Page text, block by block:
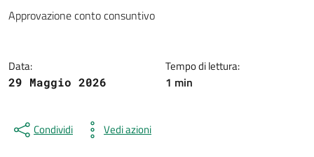
Dettagli della notizia
Approvazione conto consuntivo
Data:
29 Maggio 2026
Tempo di lettura:
1 min
Condividi Vedi azioni